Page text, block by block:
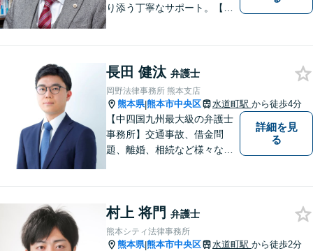
り添う丁寧なサポート。【借
ート。企業からのご相談も承
ります【交通事故】弁護士費
用特約の利用可【夜間・休日
面談可】
長田 健汰 弁護士
岡野法律事務所 熊本支店
熊本県|熊本市中央区 水道町駅 から徒歩4分
【中四国九州最大級の弁護士
事務所】交通事故、借金問
題、離婚、相続など様々な問
い！
詳細を見
る
村上 将門 弁護士
熊本シティ法律事務所
熊本県|熊本市中央区 水道町駅 から徒歩2分